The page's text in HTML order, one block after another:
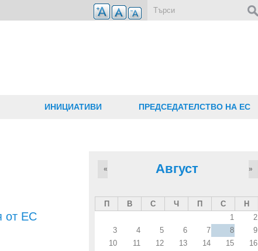
ИНИЦИАТИВИ ПРЕДСЕДАТЕЛСТВО НА ЕС
от ЕС
Август
« »
П В С Ч П С
Н
1
2
3
4 5 6 7 8
9
10
11 12 13 14 15
16